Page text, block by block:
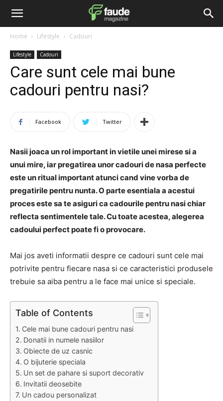
Home Lifestyle Cadouri
Lifestyle Cadouri
Care sunt cele mai bune
cadouri pentru nasi?
Facebook Twitter
Nasii joaca un rol important in vietile unei mirese si a
unui mire, iar pregatirea unor cadouri de nasa perfecte
este un ritual important atunci cand vine vorba de
pregatirile pentru nunta. O parte esentiala a acestui
proces este sa te asiguri ca cadourile pentru nasi chiar
reflecta sentimentele tale. Cu toate acestea, alegerea
cadoului perfect poate fi o provocare.
Mai jos aveti informatii despre ce cadouri sunt cele mai
potrivite pentru fiecare nasa si ce caracteristici produsele
trebuie sa aiba pentru a le face mai unice si speciale.
Table of Contents
Cele mai bune cadouri pentru nasi
Donatii in numele nasiilor
Obiecte de uz casnic
O bijuterie speciala
Un set de pahare si suport decorativ
Invitatii deosebite
Un cadou personalizat